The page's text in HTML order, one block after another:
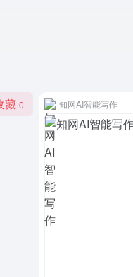
藏 0 知网AI智能写作